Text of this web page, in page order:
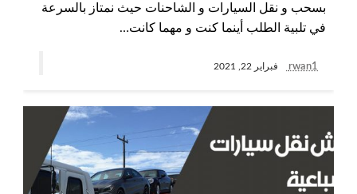
بسحب و نقل السيارات و الشاحنات حيث نمتاز بالسرعة
في تلبية الطلب أينما كنت و مهما كانت…
rwan1 فبراير 22, 2021